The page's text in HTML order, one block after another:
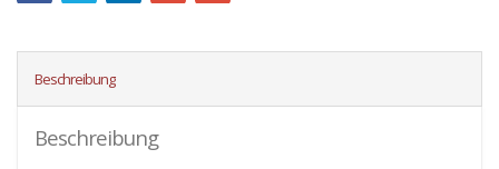
Beschreibung
Beschreibung